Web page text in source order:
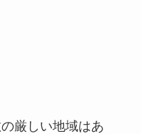
厳しい地域はあ